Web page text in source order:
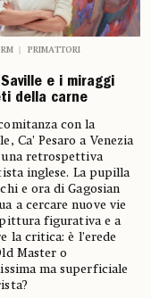
PRIMATTORI
e i miraggi
della carne
con la
Ca’ Pesaro a Venezia
retrospettiva
inglese. La pupilla
e ora di Gagosian
a cercare nuove vie
figurativa e a
la critica: è l’erede
Master o
ma superficiale